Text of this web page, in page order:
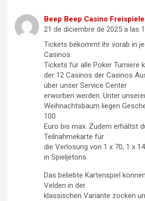
Beep Beep Casino Freispiele
21 de diciembre de 2025 a las
Tickets bekommt ihr vorab in
Casinos.
Tickets für alle Poker Turniere
der 12 Casinos der Casinos
über unser Service Center
erworben werden. Unter
Weihnachtsbaum liegen
100
Euro bis max. Zudem erhältst
Teilnahmekarte für
die Verlosung von 1 x 70, 1 x
in Spieljetons.
Das beliebte Kartenspiel
Velden in der
klassischen Variante zocken